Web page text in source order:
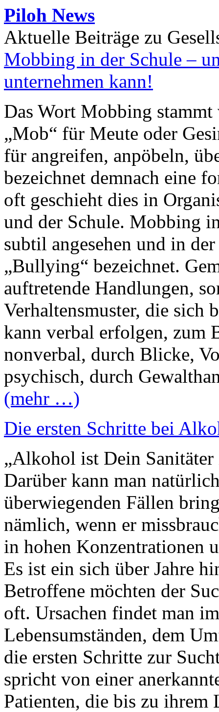
Piloh News
Aktuelle Beiträge zu
Mobbing in der Schule –
unternehmen kann!
Das Wort Mobbing
„Mob“ für Meute oder
für angreifen, anpöbeln,
bezeichnet demnach eine
oft geschieht dies in
und der Schule. Mobbing
subtil angesehen und in
„Bullying“ bezeichnet.
auftretende Handlungen,
Verhaltensmuster, die sich
kann verbal erfolgen, zum
nonverbal, durch Blicke,
psychisch, durch
(mehr …)
Die ersten Schritte bei
„Alkohol ist Dein
Darüber kann man
überwiegenden Fällen
nämlich, wenn er
in hohen Konzentrationen
Es ist ein sich über Jahre
Betroffene möchten der
oft. Ursachen findet man
Lebensumständen, dem
die ersten Schritte zur
spricht von einer
Patienten, die bis zu ihrem